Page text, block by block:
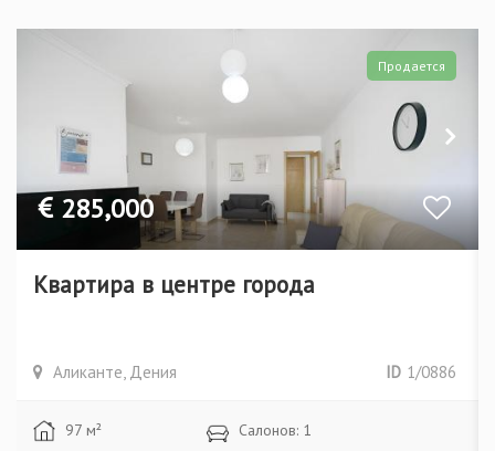
Продается
285,000
Квартира в центре города
Аликанте, Дения ID 1/0886
97 м²
Салонов: 1